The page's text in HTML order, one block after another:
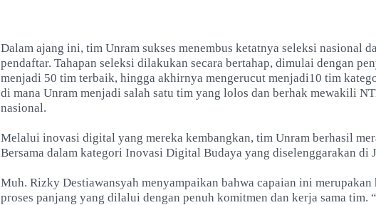
Dalam ajang ini, tim Unram sukses menembus ketatnya seleksi nasional
pendaftar. Tahapan seleksi dilakukan secara bertahap, dimulai dengan
menjadi 50 tim terbaik, hingga akhirnya mengerucut menjadi10 tim
di mana Unram menjadi salah satu tim yang lolos dan berhak mewakili
nasional.
Melalui inovasi digital yang mereka kembangkan, tim Unram berhasil
Bersama dalam kategori Inovasi Digital Budaya yang diselenggarakan di
Muh. Rizky Destiawansyah menyampaikan bahwa capaian ini merupakan
proses panjang yang dilalui dengan penuh komitmen dan kerja sama tim.